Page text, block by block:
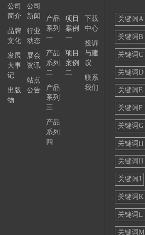
公司
简介
品牌
文化
发展
大事
记
出版
物
公司
新闻
行业
动态
展会
资讯
站点
公告
产品
系列
一
产品
系列
二
产品
系列
三
产品
系列
四
项目
案例
一
项目
案例
二
下载
中心
投诉
与建
议
联系
我们
关键词A
关键词B
关键词C
关键词D
关键词E
关键词F
关键词G
关键词H
关键词II
关键词J
关键词K
关键词L
关键词M